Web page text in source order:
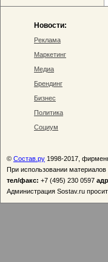
Новости:
Реклама
Маркетинг
Медиа
Брендинг
Бизнес
Политика
Социум
© Состав.ру 1998-2017,
При использовании
тел/факс: +7 (495) 230 0597
Администрация Sostav.ru